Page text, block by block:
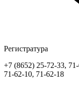
Регистратура
+7 (8652) 25-72-33,
71-62-10, 71-62-18